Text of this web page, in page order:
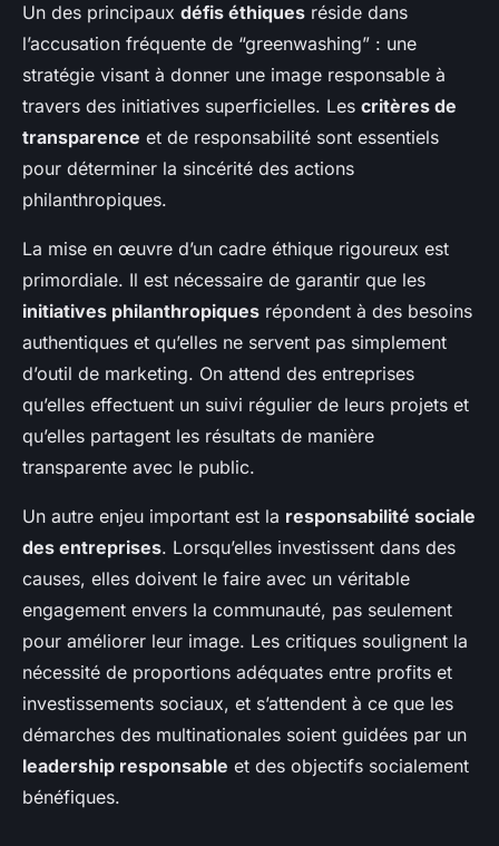
Un des principaux défis éthiques réside dans
l’accusation fréquente de “greenwashing” : une
stratégie visant à donner une image responsable à
travers des initiatives superficielles. Les critères de
transparence et de responsabilité sont essentiels
pour déterminer la sincérité des actions
philanthropiques.
La mise en œuvre d’un cadre éthique rigoureux est
primordiale. Il est nécessaire de garantir que les
initiatives philanthropiques répondent à des besoins
authentiques et qu’elles ne servent pas simplement
d’outil de marketing. On attend des entreprises
qu’elles effectuent un suivi régulier de leurs projets et
qu’elles partagent les résultats de manière
transparente avec le public.
Un autre enjeu important est la responsabilité sociale
des entreprises. Lorsqu’elles investissent dans des
causes, elles doivent le faire avec un véritable
engagement envers la communauté, pas seulement
pour améliorer leur image. Les critiques soulignent la
nécessité de proportions adéquates entre profits et
investissements sociaux, et s’attendent à ce que les
démarches des multinationales soient guidées par un
leadership responsable et des objectifs socialement
bénéfiques.